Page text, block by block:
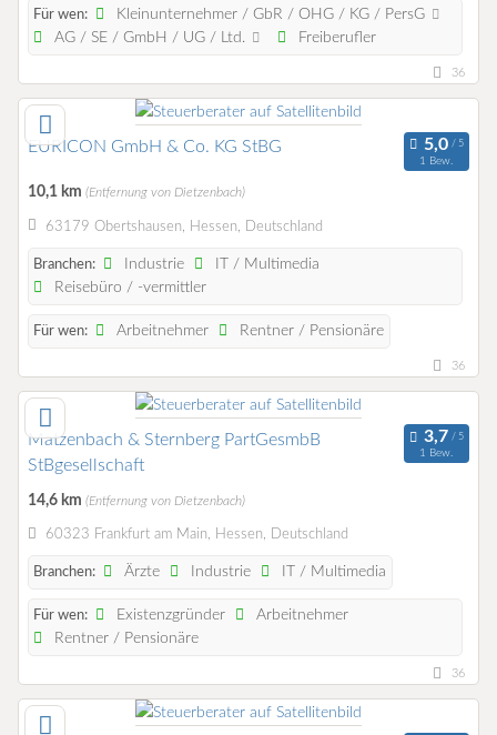
Für wen:
Kleinunternehmer / GbR / OHG / KG / PersG
AG / SE / GmbH / UG / Ltd.
Freiberufler
36
EURICON GmbH & Co. KG StBG
1 Bew.
10,1 km (Entfernung von Dietzenbach)
63179 Obertshausen, Hessen, Deutschland
Branchen: Industrie
IT / Multimedia
Reisebüro / -vermittler
Für wen: Arbeitnehmer Rentner / Pensionäre
36
Matzenbach & Sternberg PartGesmbB
StBgesellschaft
1 Bew.
14,6 km (Entfernung von Dietzenbach)
60323 Frankfurt am Main, Hessen, Deutschland
Branchen: Ärzte Industrie IT / Multimedia
Für wen: Existenzgründer
Arbeitnehmer
Rentner / Pensionäre
36